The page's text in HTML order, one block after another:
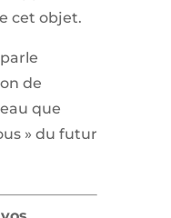
cet objet.
de
que
» du futur